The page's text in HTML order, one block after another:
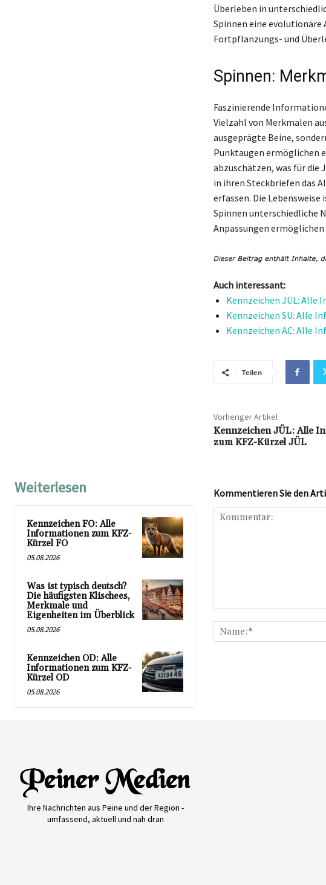
Überleben in
Spinnen eine evolutionäre
Fortpflanzungs- und
Spinnen:
Faszinierende
Vielzahl von Merkmalen
ausgeprägte Beine,
Punktaugen ermöglichen
abzuschätzen, was für die
in ihren Steckbriefen das
erfassen. Die
Spinnen unterschiedliche
Anpassungen
Auch interessant:
Kennzeichen JÜL: Alle
Kennzeichen SU: Alle
Kennzeichen AC: Alle
Teilen
Vorheriger Artikel
Kennzeichen JÜL: Alle
zum KFZ-Kürzel JÜL
Weiterlesen
Kennzeichen FO: Alle
Informationen zum KFZ-
Kürzel FO
05.08.2026
Was ist typisch deutsch?
Die häufigsten Klischees,
Merkmale und
Eigenheiten im Überblick
05.08.2026
Kennzeichen OD: Alle
Informationen zum KFZ-
Kürzel OD
05.08.2026
Kommentieren Sie den
Ihre Nachrichten aus Peine und der Region -
umfassend, aktuell und nah dran